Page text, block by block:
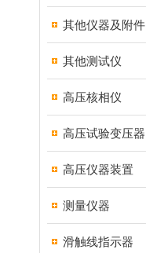
其他仪器及附件
其他测试仪
高压核相仪
高压试验变压器
高压仪器装置
测量仪器
滑触线指示器